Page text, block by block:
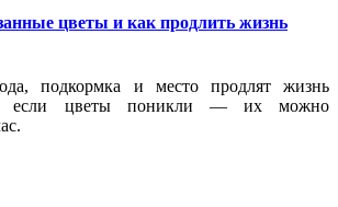
цветы и как продлить жизнь
подкормка и место продлят жизнь
если цветы поникли — их можно